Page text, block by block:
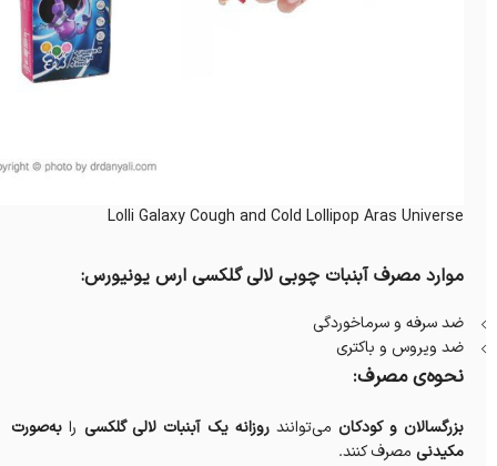
Lolli Galaxy Cough and Cold Lollipop Aras Universe
موارد مصرف آبنبات چوبی لالی گلکسی ارس یونیورس:
ضد سرفه و سرماخوردگی
ضد ویروس و باکتری
نحوه‌ی مصرف:
بزرگسالان و کودکان می‌توانندروزانه یک آبنبات لالی گلکسی را به‌صورت
مکیدنی مصرف کنند.